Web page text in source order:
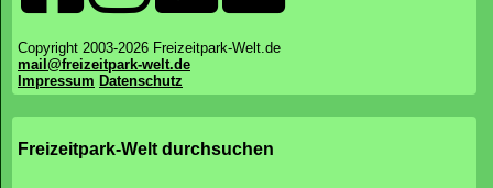
Copyright 2003-2026 Freizeitpark-Welt.de
mail@freizeitpark-welt.de
Impressum Datenschutz
Freizeitpark-Welt durchsuchen